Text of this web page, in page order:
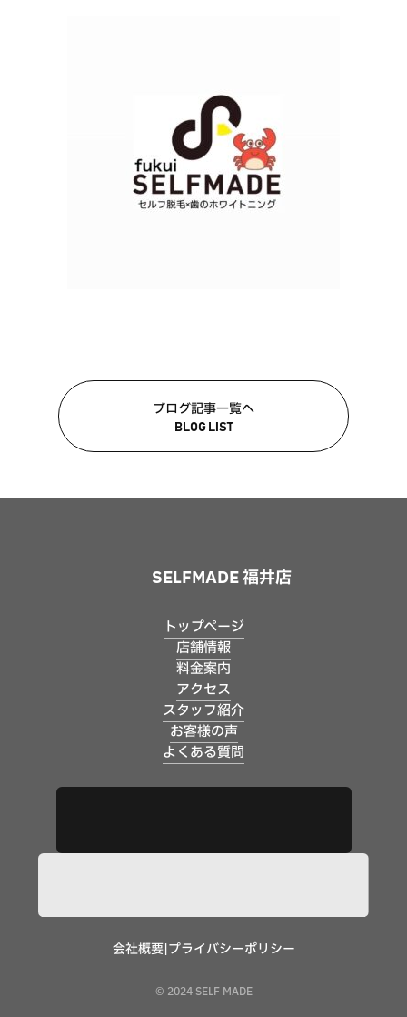
ブログ記事一覧へ
BLOG LIST
SELFMADE 福井店
トップページ
店舗情報
料金案内
アクセス
スタッフ紹介
お客様の声
よくある質問
会社概要|プライバシーポリシー
© 2024 SELF MADE